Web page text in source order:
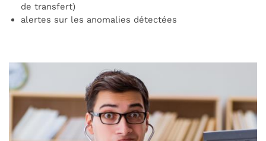
de transfert)
alertes sur les anomalies détectées